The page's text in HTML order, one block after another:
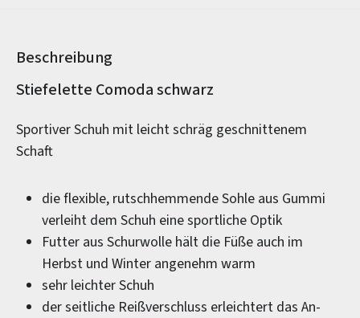
Beschreibung
Produktinformationen
Stiefelette Comoda schwarz
Sportiver Schuh mit leicht schräg geschnittenem
Schaft
die flexible, rutschhemmende Sohle aus Gummi
verleiht dem Schuh eine sportliche Optik
Futter aus Schurwolle hält die Füße auch im
Herbst und Winter angenehm warm
sehr leichter Schuh
der seitliche Reißverschluss erleichtert das An-